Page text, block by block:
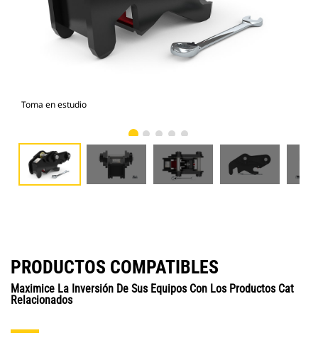
Toma en estudio
PRODUCTOS COMPATIBLES
Maximice La Inversión De Sus Equipos Con Los Productos Cat
Relacionados